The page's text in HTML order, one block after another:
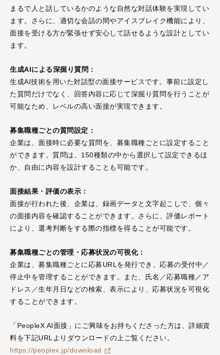
まるで人と話しているかのような自然な対話体験を実現してい
ます。さらに、適切な会話の間やアイスブレイク機能により、
面接を受ける方が緊張せず安心して話せるような設計としてい
ます。
生成AIによる深掘り質問：
生成AI技術を用いた対話型の面接サービスです。事前に設定し
た質問だけでなく、回答内容に応じて深掘り質問を行うことが
可能なため、レベルの高い面接が実現できます。
募集職種ごとの質問設定：
企業は、面接時に必要な質問を、募集職種ごとに設定すること
ができます。質問は、150種類の中から選択して設定できるほ
か、自由に内容を設計することも可能です。
面接結果・評価の表示：
面接が行われた後、企業は、録画データと文字起こしで、個々
の面接内容を確認することができます。さらに、評価レポート
により、選考判断をする際の指標を得ることが可能です。
募集職種ごとの管理・応募状況の可視化：
企業は、募集職種ごとに応募URLを発行でき、応募の受付中／
停止中を管理することができます。また、氏名／応募職種／ア
ドレス／生年月日などの検索、表示により、応募状況を可視化
することができます。
「PeopleX AI面接」にご興味をお持ちくださった方は、詳細資
料を下記URLよりダウンロードの上ご覧ください。
https://peoplex.jp/download